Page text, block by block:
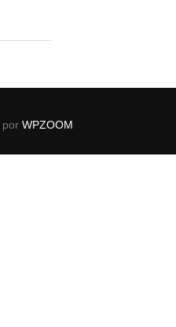
por WPZOOM